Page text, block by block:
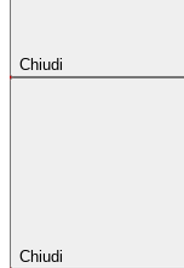
Chiudi
Chiudi